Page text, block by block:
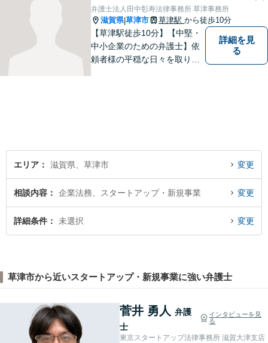
弁護士法人田中彰寿法律事務所 草津事務所
滋賀県|草津市 草津駅 から徒歩10分
【草津駅徒歩10分】【中堅・
中小企業のための弁護士】依
頼者様の平穏な日々を取り戻
詳細を見
る
エリア 滋賀県、草津市 変更
相談内容 企業法務、スタートアップ・新規事業 変更
詳細条件 未選択 変更
草津市から近いスタートアップ・新規事業に強い弁護士
菅井 勇人 弁護
士
インタビューを見
る
東京スタートアップ法律事務所 滋賀大津支店